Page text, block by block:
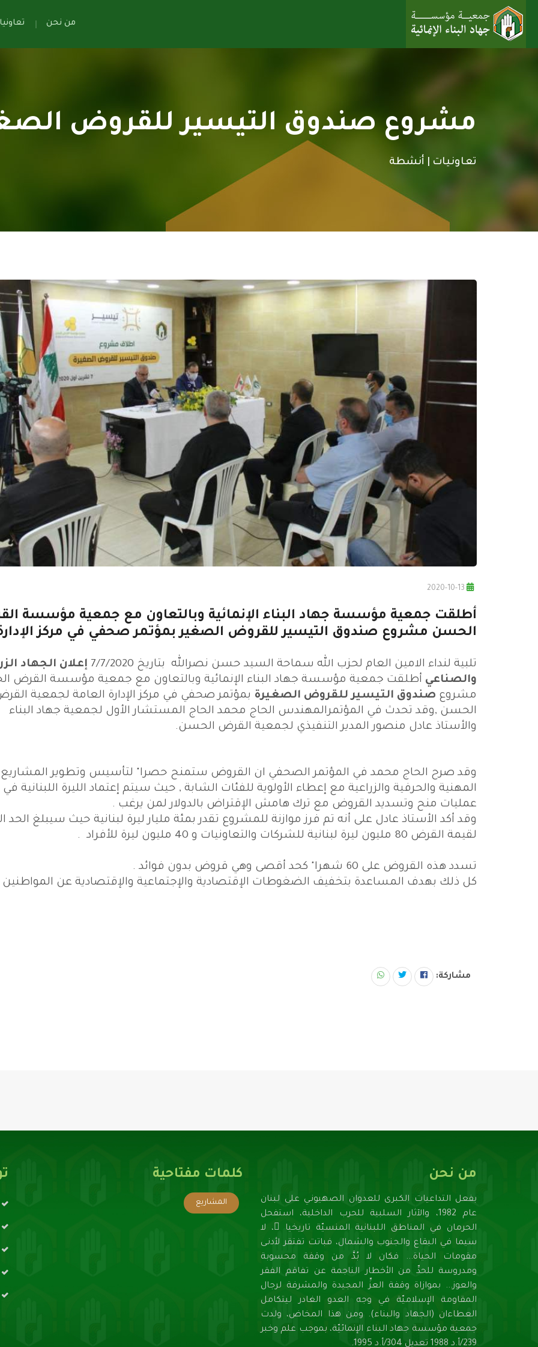
من نحن
مشروع صندوق التيسير للقروض
تعاونيات | أنشطة
أطلقت جمعية مؤسسة جهاد البناء الإنمائية وبالتعاون مع جمعية مؤسسة
الحسن مشروع صندوق التيسير للقروض الصغير بمؤتمر صحفي في مركز
تلبية لنداء الامين العام لحزب الله سماحة السيد حسن نصرالله بتاريخ 7/7/2020
إعلان الجهاد
والصناعي أطلقت جمعية مؤسسة جهاد البناء الإنمائية وبالتعاون مع جمعية مؤسسة القرض
مشروع صندوق التيسير للقروض الصغيرة بمؤتمر صحفي في مركز الإدارة العامة لجمعية
الحسن ,وقد تحدث في المؤتمرالمهندس الحاج محمد الحاج المستشار الأول لجمعية جهاد البناء
والأستاذ عادل منصور المدير التنفيذي لجمعية القرض الحسن.
وقد صرح الحاج محمد في المؤتمر الصحفي ان القروض ستمنح حصرا" لتأسيس وتطوير المشاريع
المهنية والحرفية والزراعية مع إعطاء الأولوية للفئات الشابة , حيث سيتم إعتماد الليرة اللبنانية في
عمليات منح وتسديد القروض مع ترك هامش الإقتراض بالدولار لمن يرغب .
وقد أكد الأستاذ عادل على أنه تم فرز موازنة للمشروع تقدر بمئة مليار ليرة لبنانية حيث سيبلغ الحد
لقيمة القرض 80 مليون ليرة لبنانية للشركات والتعاونيات و 40 مليون ليرة للأفراد .
تسدد هذه القروض على 60 شهرا" كحد أقصى وهي قروض بدون فوائد .
كل ذلك بهدف المساعدة بتخفيف الضغوطات الإقتصادية والإجتماعية والإقتصادية عن المواطنين
مشاركة:
من نحن
بفعل التداعيات الكبرى للعدوان الصهيونـي على لبنان
عام 1982، والآثار السلبية للحرب الداخلية، استفحل
الحرمان في المناطق اللبنانية المنسيّة تاريخيا ً، لا
سيما في البقاع والجنوب والشمال، فباتت تفتقر لأدنـى
مقومات الحياة... فكان لا بُدَّ من وقفة محسوبة
ومدروسة للحدِّ من الأخطار الناجمة عن تفاقم الفقر
والعوز... بموازاة وقفة العزِّ المجيدة والمشرفة لرجال
المقاومة الإسلاميّة في وجه العدو الغادر ليتكامل
العطاءان (الجهاد والبناء). ومن هذا المخاض، ولدت
جمعية مؤسسة جهاد البناء الإنمائيّة، بموجب علم وخبر
239/أ.د 1988 تعديل 304/أ.د 1995.
كلمات مفتاحية
المشاريع